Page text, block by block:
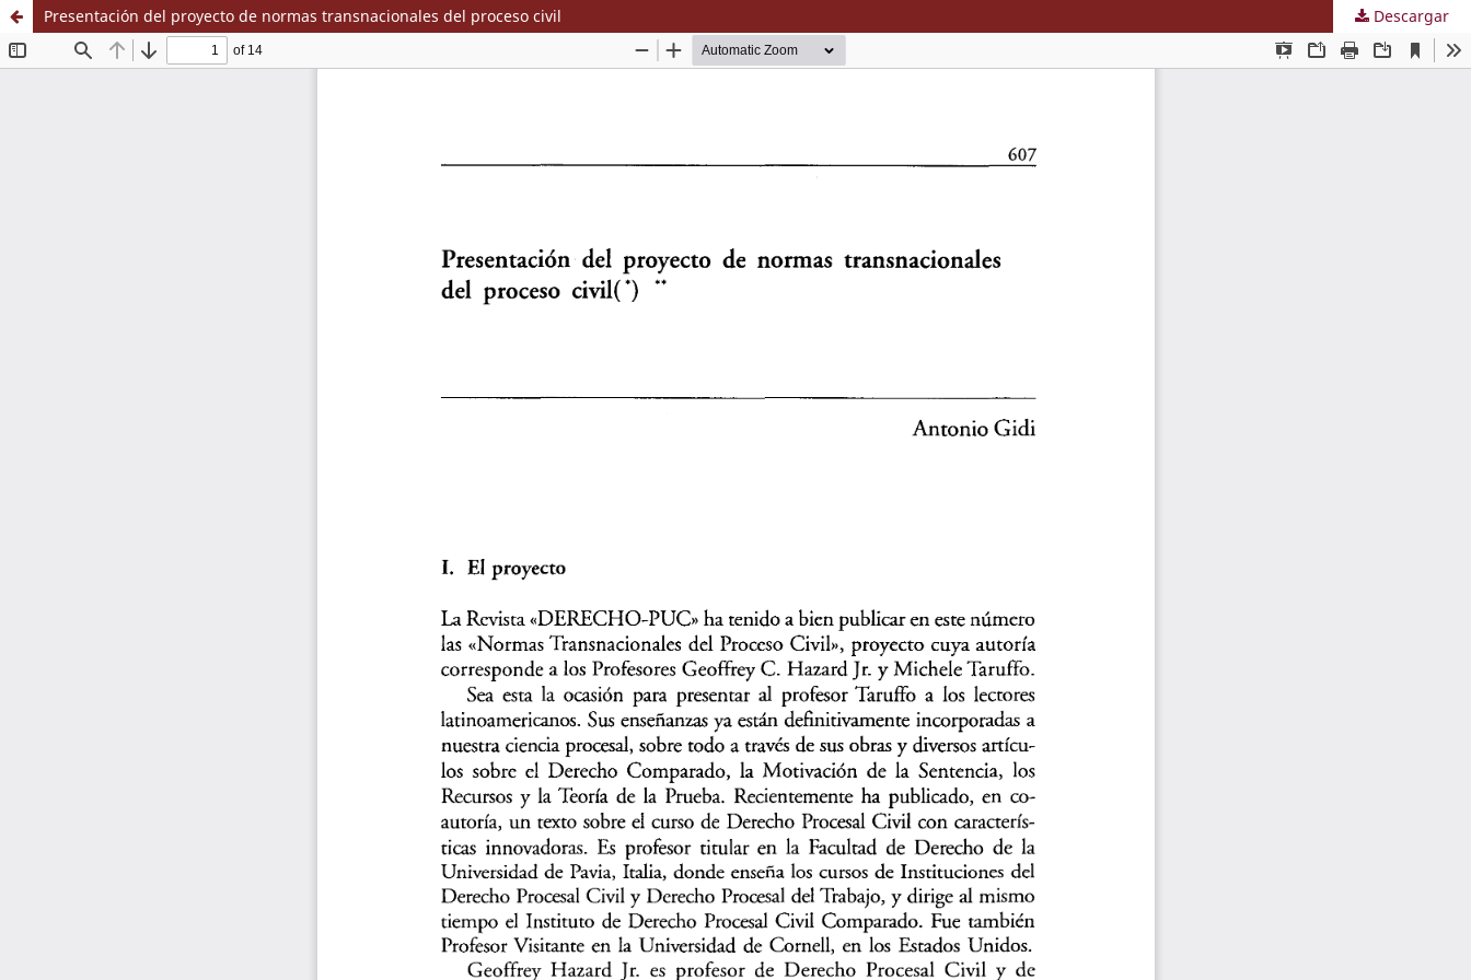
Presentación del proyecto de normas transnacionales del proceso civil Descargar